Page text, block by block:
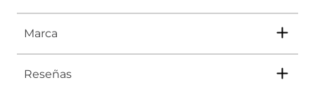
Tipo
Marca
Reseñas